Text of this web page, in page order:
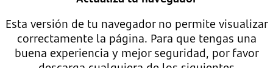
Esta versión de tu navegador no permite visualizar
correctamente la página. Para que tengas una
buena experiencia y mejor seguridad, por favor